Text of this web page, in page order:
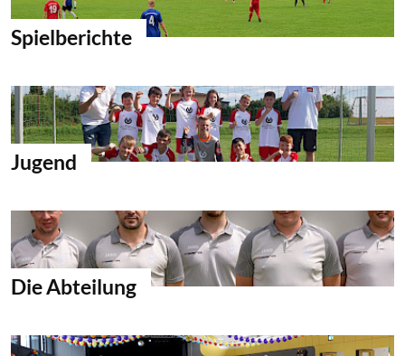
Spielberichte
Jugend
Die Abteilung